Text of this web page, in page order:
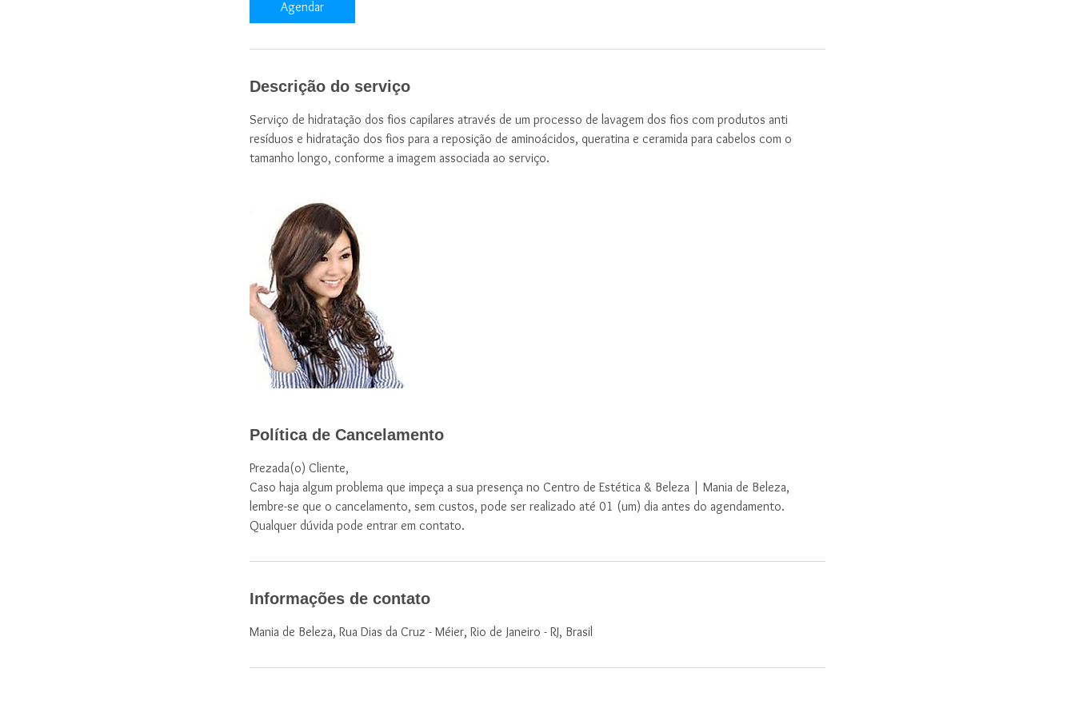
Agendar
Descrição do serviço
Serviço de hidratação dos fios capilares através de um processo de lavagem dos fios com produtos anti
resíduos e hidratação dos fios para a reposição de aminoácidos, queratina e ceramida para cabelos com o
tamanho longo, conforme a imagem associada ao serviço.
Política de Cancelamento
Prezada(o) Cliente,
Caso haja algum problema que impeça a sua presença no Centro de Estética & Beleza | Mania de Beleza,
lembre-se que o cancelamento, sem custos, pode ser realizado até 01 (um) dia antes do agendamento.
Qualquer dúvida pode entrar em contato.
Informações de contato
Mania de Beleza, Rua Dias da Cruz - Méier, Rio de Janeiro - RJ, Brasil